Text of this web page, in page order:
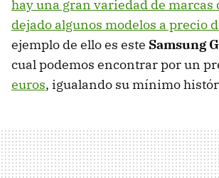
hay una gran variedad de marcas
dejado algunos modelos a precio
ejemplo de ello es este Samsung
cual podemos encontrar por un
euros, igualando su mínimo